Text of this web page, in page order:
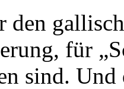
den
für
sind.